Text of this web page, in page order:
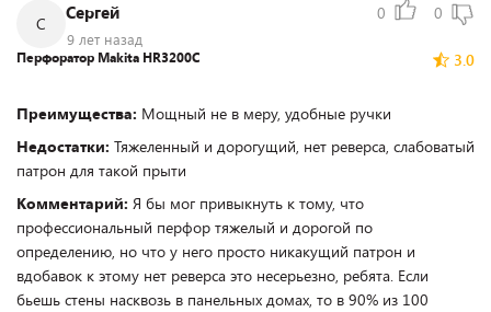
С
Сергей
9 лет назад
0 0
3.0
Перфоратор Makita HR3200C
Преимущества: Мощный не в меру, удобные ручки
Недостатки: Тяжеленный и дорогущий, нет реверса, слабоватый
патрон для такой прыти
Комментарий: Я бы мог привыкнуть к тому, что
профессиональный перфор тяжелый и дорогой по
определению, но что у него просто никакущий патрон и
вдобавок к этому нет реверса это несерьезно, ребята. Если
бьешь стены насквозь в панельных домах, то в 90% из 100